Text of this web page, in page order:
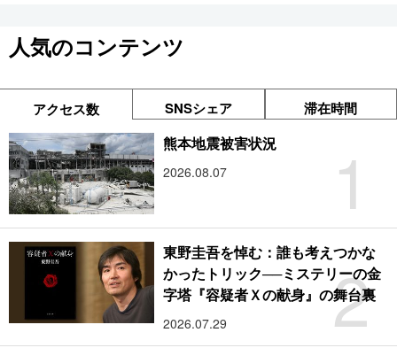
人気のコンテンツ
アクセス数 SNSシェア 滞在時間
1
熊本地震被害状況
2026.08.07
2
東野圭吾を悼む：誰も考えつかな
かったトリック──ミステリーの金
字塔『容疑者Ｘの献身』の舞台裏
2026.07.29